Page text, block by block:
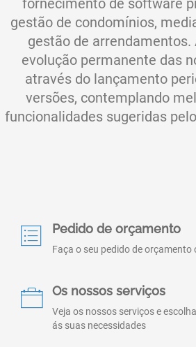
fornecimento de software
gestão de condomínios,
gestão de arrendamentos.
evolução permanente das
através do lançamento
versões, contemplando
funcionalidades sugeridas
Pedido de orçamento
Faça o seu pedido de orçamento
Os nossos serviços
Veja os nossos serviços e
ás suas necessidades